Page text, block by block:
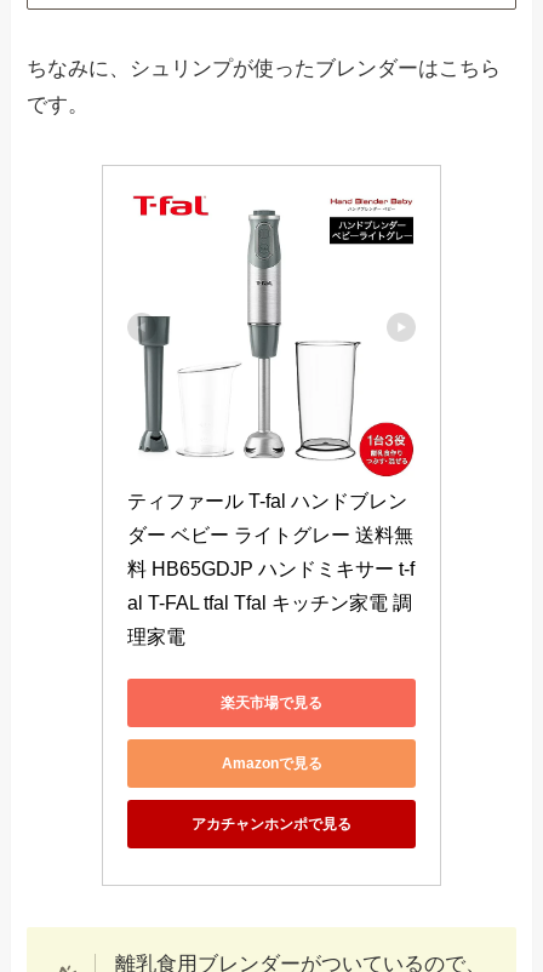
ちなみに、シュリンプが使ったブレンダーはこちら
です。
ティファール T-fal ハンドブレン
ダー ベビー ライトグレー 送料無
料 HB65GDJP ハンドミキサー t-f
al T-FAL tfal Tfal キッチン家電 調
理家電
楽天市場で見る
Amazonで見る
アカチャンホンポで見る
離乳食用ブレンダーがついているので、